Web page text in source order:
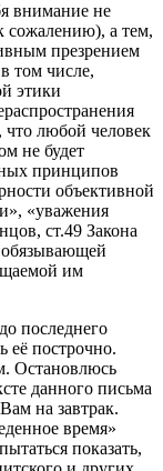
внимание не
сожалению), а тем,
презрением
том числе,
этики
любой человек
не будет
принципов
объективной
«уважения
ст.49 Закона
им
последнего
её построчно.
Остановлюсь
данного письма
на завтрак.
время»
показать,